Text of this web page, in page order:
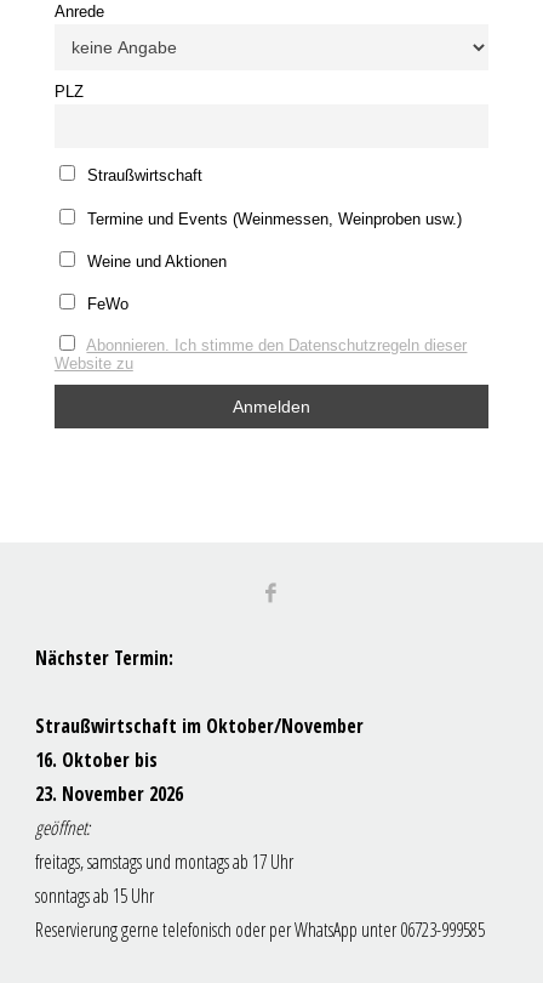
Anrede
PLZ
Straußwirtschaft
Termine und Events (Weinmessen, Weinproben usw.)
Weine und Aktionen
FeWo
Abonnieren. Ich stimme den Datenschutzregeln dieser
Website zu
Nächster Termin:
Straußwirtschaft im Oktober/November
16. Oktober bis
23. November 2026
geöffnet:
freitags, samstags und montags ab 17 Uhr
sonntags ab 15 Uhr
Reservierung gerne telefonisch oder per WhatsApp unter 06723-999585